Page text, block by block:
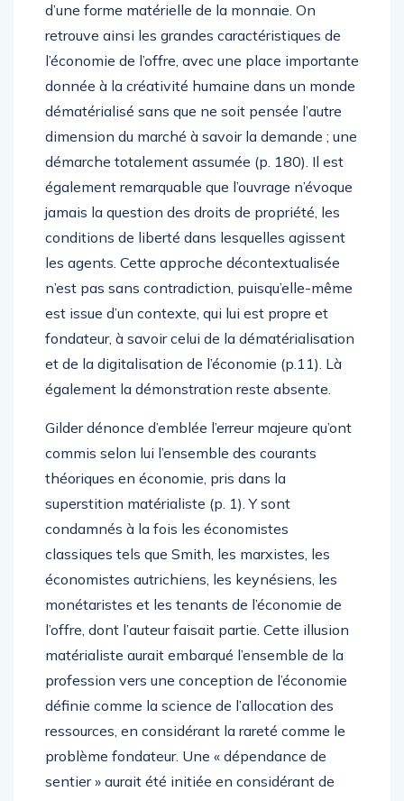
d’une forme matérielle de la monnaie. On
retrouve ainsi les grandes caractéristiques de
l’économie de l’offre, avec une place importante
donnée à la créativité humaine dans un monde
dématérialisé sans que ne soit pensée l’autre
dimension du marché à savoir la demande ; une
démarche totalement assumée (p. 180). Il est
également remarquable que l’ouvrage n’évoque
jamais la question des droits de propriété, les
conditions de liberté dans lesquelles agissent
les agents. Cette approche décontextualisée
n’est pas sans contradiction, puisqu’elle-même
est issue d’un contexte, qui lui est propre et
fondateur, à savoir celui de la dématérialisation
et de la digitalisation de l’économie (p.11). Là
également la démonstration reste absente.
Gilder dénonce d’emblée l’erreur majeure qu’ont
commis selon lui l’ensemble des courants
théoriques en économie, pris dans la
superstition matérialiste (p. 1). Y sont
condamnés à la fois les économistes
classiques tels que Smith, les marxistes, les
économistes autrichiens, les keynésiens, les
monétaristes et les tenants de l’économie de
l’offre, dont l’auteur faisait partie. Cette illusion
matérialiste aurait embarqué l’ensemble de la
profession vers une conception de l’économie
définie comme la science de l’allocation des
ressources, en considérant la rareté comme le
problème fondateur. Une « dépendance de
sentier » aurait été initiée en considérant de